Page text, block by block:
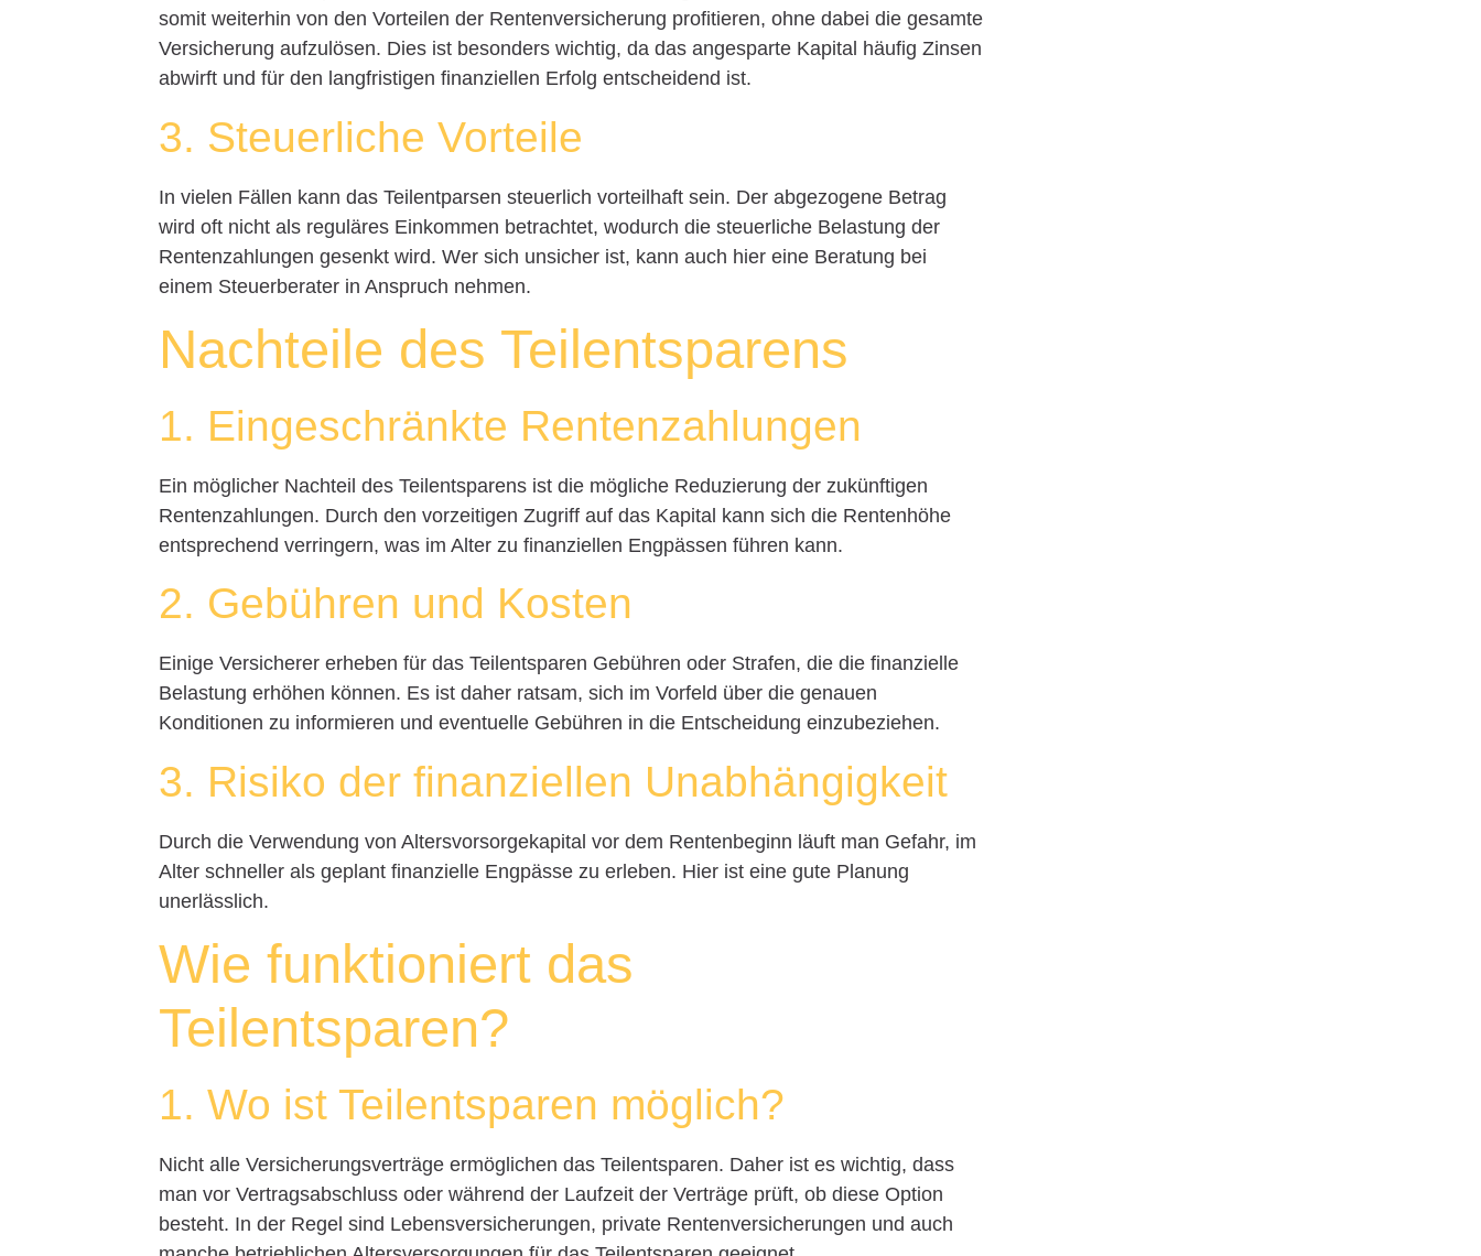
somit weiterhin von den Vorteilen der Rentenversicherung profitieren, ohne dabei die gesamte
Versicherung aufzulösen. Dies ist besonders wichtig, da das angesparte Kapital häufig Zinsen
abwirft und für den langfristigen finanziellen Erfolg entscheidend ist.
3. Steuerliche Vorteile
In vielen Fällen kann das Teilentparsen steuerlich vorteilhaft sein. Der abgezogene Betrag
wird oft nicht als reguläres Einkommen betrachtet, wodurch die steuerliche Belastung der
Rentenzahlungen gesenkt wird. Wer sich unsicher ist, kann auch hier eine Beratung bei
einem Steuerberater in Anspruch nehmen.
Nachteile des Teilentsparens
1. Eingeschränkte Rentenzahlungen
Ein möglicher Nachteil des Teilentsparens ist die mögliche Reduzierung der zukünftigen
Rentenzahlungen. Durch den vorzeitigen Zugriff auf das Kapital kann sich die Rentenhöhe
entsprechend verringern, was im Alter zu finanziellen Engpässen führen kann.
2. Gebühren und Kosten
Einige Versicherer erheben für das Teilentsparen Gebühren oder Strafen, die die finanzielle
Belastung erhöhen können. Es ist daher ratsam, sich im Vorfeld über die genauen
Konditionen zu informieren und eventuelle Gebühren in die Entscheidung einzubeziehen.
3. Risiko der finanziellen Unabhängigkeit
Durch die Verwendung von Altersvorsorgekapital vor dem Rentenbeginn läuft man Gefahr, im
Alter schneller als geplant finanzielle Engpässe zu erleben. Hier ist eine gute Planung
unerlässlich.
Wie funktioniert das
Teilentsparen?
1. Wo ist Teilentsparen möglich?
Nicht alle Versicherungsverträge ermöglichen das Teilentsparen. Daher ist es wichtig, dass
man vor Vertragsabschluss oder während der Laufzeit der Verträge prüft, ob diese Option
besteht. In der Regel sind Lebensversicherungen, private Rentenversicherungen und auch